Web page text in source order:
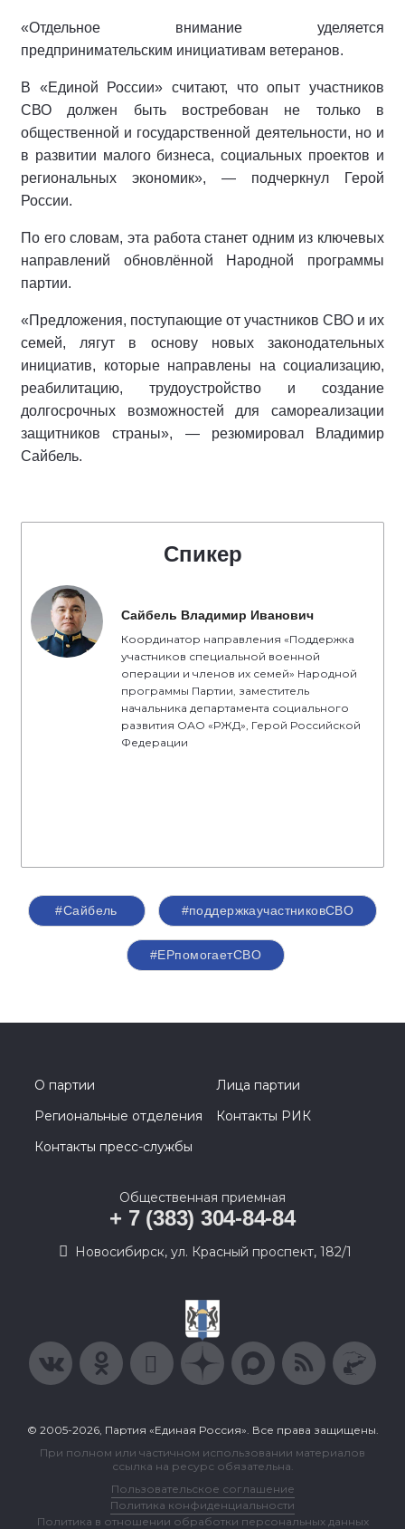
«Отдельное внимание уделяется
предпринимательским инициативам ветеранов.
В «Единой России» считают, что опыт участников
СВО должен быть востребован не только в
общественной и государственной деятельности, но и
в развитии малого бизнеса, социальных проектов и
региональных экономик», — подчеркнул Герой
России.
По его словам, эта работа станет одним из ключевых
направлений обновлённой Народной программы
партии.
«Предложения, поступающие от участников СВО и их
семей, лягут в основу новых законодательных
инициатив, которые направлены на социализацию,
реабилитацию, трудоустройство и создание
долгосрочных возможностей для самореализации
защитников страны», — резюмировал Владимир
Сайбель.
Спикер
Сайбель Владимир Иванович
Координатор направления «Поддержка
участников специальной военной
операции и членов их семей» Народной
программы Партии, заместитель
начальника департамента социального
развития ОАО «РЖД», Герой Российской
Федерации
#Сайбель #поддержкаучастниковСВО
#ЕРпомогаетСВО
О партии
Лица партии
Региональные отделения
Контакты РИК
Контакты пресс-службы
Общественная приемная
+ 7 (383) 304-84-84
Новосибирск, ул. Красный проспект, 182/1
© 2005-2026, Партия «Единая Россия». Все права защищены.
При полном или частичном использовании материалов
ссылка на ресурс обязательна.
Пользовательское соглашение
Политика конфиденциальности
Политика в отношении обработки персональных данных